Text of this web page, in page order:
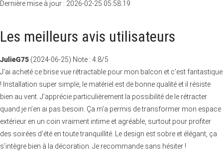
Dernière mise à jour : 2026-02-25 05:58:19
Les meilleurs avis utilisateurs
JulieG75 (2024-06-25) Note : 4.8/5
J’ai acheté ce brise vue rétractable pour mon balcon et c’est fantastique
! Installation super simple, le matériel est de bonne qualité et il résiste
bien au vent. J’apprécie particulièrement la possibilité de le rétracter
quand je n’en ai pas besoin. Ça m’a permis de transformer mon espace
extérieur en un coin vraiment intime et agréable, surtout pour profiter
des soirées d’été en toute tranquillité. Le design est sobre et élégant, ça
s’intègre bien à la décoration. Je recommande sans hésiter !